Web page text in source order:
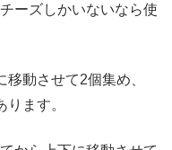
ーズしかいないなら使
動させて2個集め、
ます。